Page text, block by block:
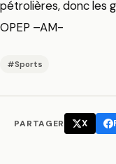
pétrolières, donc les
OPEP –AM-
#Sports
PARTAGER X